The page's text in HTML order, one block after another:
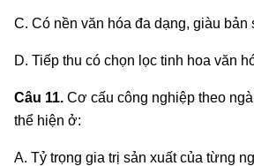
C. Có nền văn hóa đa dạng, giàu bản
D. Tiếp thu có chọn lọc tinh hoa văn
Câu 11. Cơ cấu công nghiệp theo
thể hiện ở:
A. Tỷ trọng gia trị sản xuất của từng